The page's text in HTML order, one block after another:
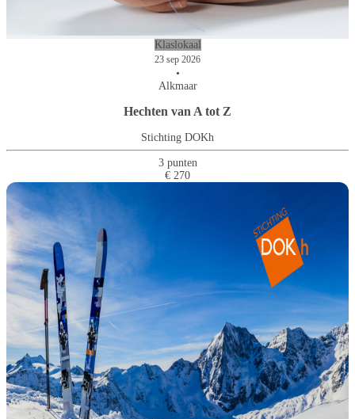
Klaslokaal
23 sep 2026
•
Alkmaar
Hechten van A tot Z
Stichting DOKh
3 punten
€ 270